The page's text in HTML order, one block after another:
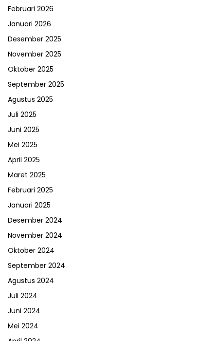
Februari 2026
Januari 2026
Desember 2025
November 2025
Oktober 2025
September 2025
Agustus 2025
Juli 2025
Juni 2025
Mei 2025
April 2025
Maret 2025
Februari 2025
Januari 2025
Desember 2024
November 2024
Oktober 2024
September 2024
Agustus 2024
Juli 2024
Juni 2024
Mei 2024